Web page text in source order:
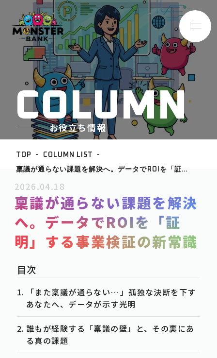
ABOUT-企業情報
SERVICE -サービス
POST
CASE
NEWS-お知らせ
ACTION
COLUMN
お役立ち情報
TOP COLUMN LIST
稟議が通らない課題を解決へ。データでROIを「証
2026.04.18
稟議が通らない課題を解決
へ。データでROIを「証
明」する事業検証の新常識
「また稟議が通らない…」孤独な決断を下す
あなたへ、データが示す光明
誰もが経験する「稟議の壁」と、その裏にあ
る真の課題